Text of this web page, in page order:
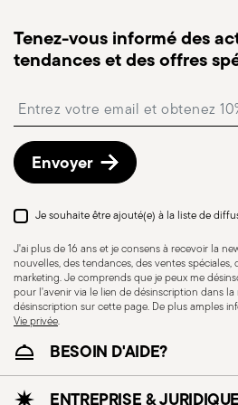
vaisselle
Compatible avec
suivre la livraison.
Point relais: en Italie, la
paiement.
Retours gratuits sous 30
date d’expédition/facturation
procédure indiquée sur la
Tenez-vous informé des
tendances et des offres
Envoyer
Je souhaite être ajouté(e) à la liste de
J'ai plus de 16 ans et je consens à recevoir la
nouvelles, des tendances, des ventes
marketing. Je comprends que je peux me
pour l'avenir via le lien de désinscription dans
désinscription sur cette page. De plus amples
Vie privée.
BESOIN D'AIDE?
ENTREPRISE & JURIDIQUE